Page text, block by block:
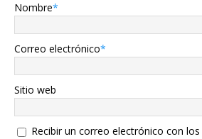
Nombre*
Correo electrónico*
Sitio web
Recibir un correo electrónico con